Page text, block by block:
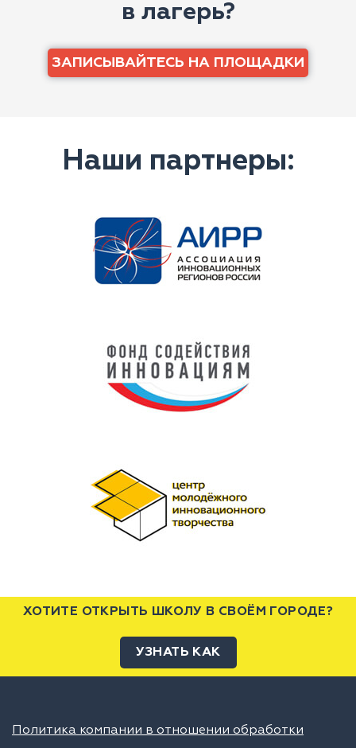
в лагерь?
ЗАПИСЫВАЙТЕСЬ НА ПЛОЩАДКИ
Наши партнеры:
ХОТИТЕ ОТКРЫТЬ ШКОЛУ В СВОЁМ ГОРОДЕ?
УЗНАТЬ КАК
Политика компании в отношении обработки